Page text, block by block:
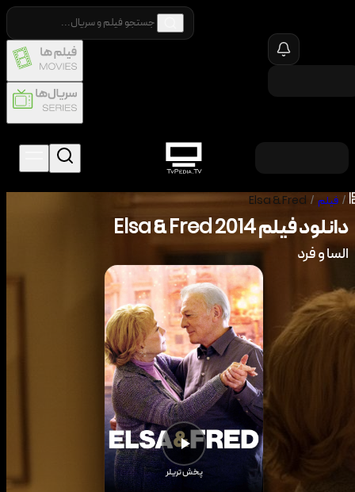
/ فیلم /
Elsa & Fred
دانلود فیلم2014
Elsa & Fred
السا و فرد
پخش تریلر